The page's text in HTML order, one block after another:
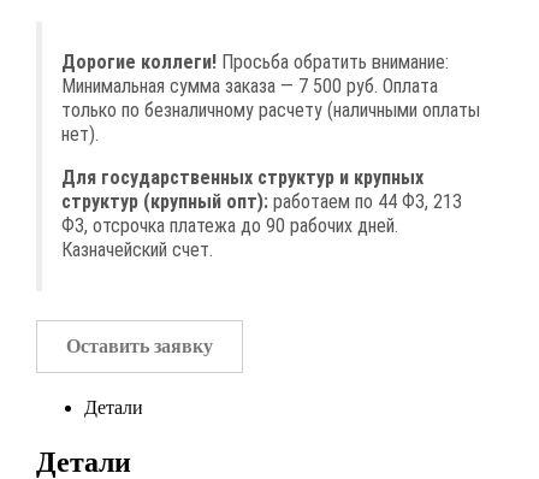
Дорогие коллеги! Просьба обратить внимание:
Минимальная сумма заказа — 7 500 руб. Оплата
только по безналичному расчету (наличными оплаты
нет).
Для государственных структур и крупных
структур (крупный опт): работаем по 44 ФЗ, 213
ФЗ, отсрочка платежа до 90 рабочих дней.
Казначейский счет.
Оставить заявку
Детали
Детали